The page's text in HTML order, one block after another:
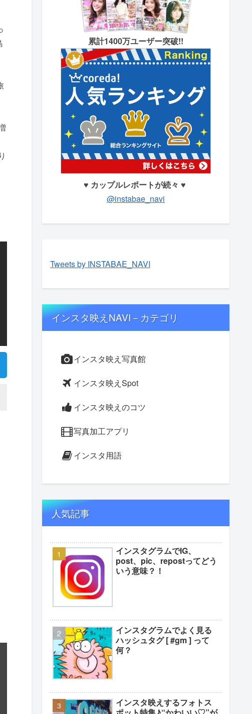
累計1400万ユーザー突破!!
♥ カップルレポートが続々 ♥
@instabae_navi
Tweets by INSTABAE_NAVI
インスタ映えNAVI－カテゴリ
インスタ映え写真館
インスタ映えSpot
インスタ映えのコツ
写真加工アプリ
インスタ用語
人気記事
インスタグラムでIG、
post、pic、repostってどう
いう意味？！
インスタグラムでよく見る
ハッシュタグ [ #gm ] って
何？
インスタ映えするフォトス